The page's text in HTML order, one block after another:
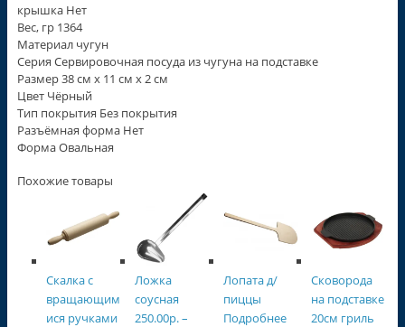
крышка Нет
Вес, гр 1364
Материал чугун
Серия Сервировочная посуда из чугуна на подставке
Размер 38 см х 11 см х 2 см
Цвет Чёрный
Тип покрытия Без покрытия
Разъёмная форма Нет
Форма Овальная
Похожие товары
Скалка с
вращающим
ися ручками
Ложка
соусная
250.00р.–
Лопата д/
пиццы
Подробнее
Сковорода
на подставке
20см гриль